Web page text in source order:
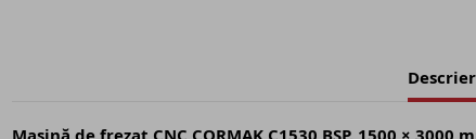
Mașină de frezat CNC CORMAK C1530 BSP, 1500 × 3000